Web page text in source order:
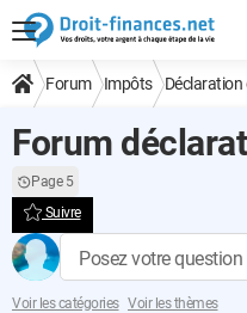
Forum Impôts Déclaration
Forum
Page 5
Suivre
Posez votre question
Voir les catégories Voir les thèmes